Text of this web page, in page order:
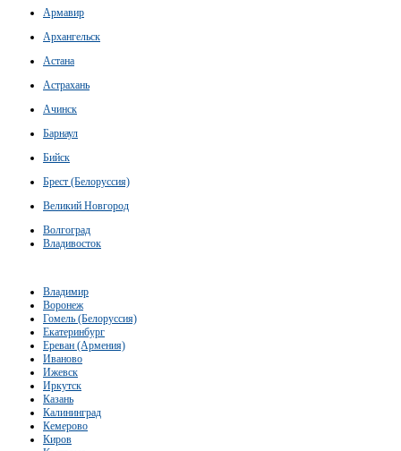
Армавир
Архангельск
Астана
Астрахань
Ачинск
Барнаул
Бийск
Брест (Белоруссия)
Великий Новгород
Волгоград
Владивосток
Владимир
Воронеж
Гомель (Белоруссия)
Екатеринбург
Ереван (Армения)
Иваново
Ижевск
Иркутск
Казань
Калининград
Кемерово
Киров